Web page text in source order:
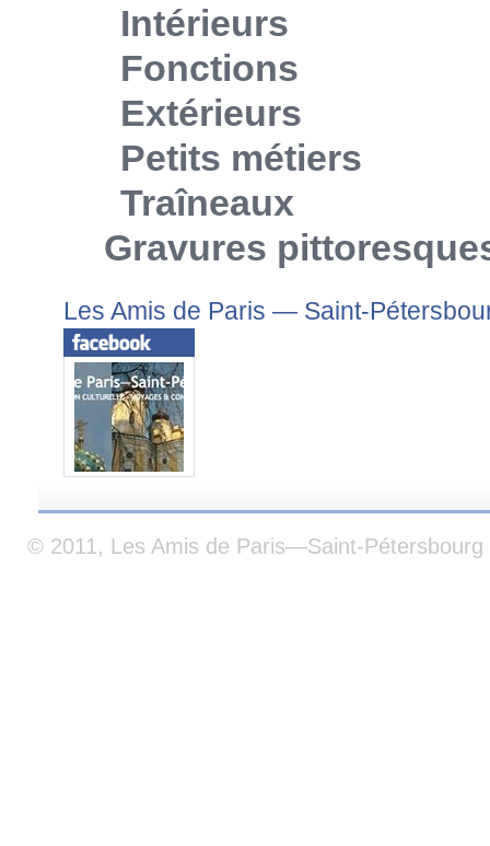
Intérieurs
Fonctions
Extérieurs
Petits métiers
Traîneaux
Gravures
Les Amis de Paris — Saint-
© 2011, Les Amis de Paris—Saint-Pétersbourg